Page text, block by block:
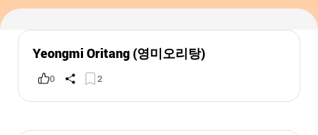
Yeongmi Oritang (영미오리탕)
0 2